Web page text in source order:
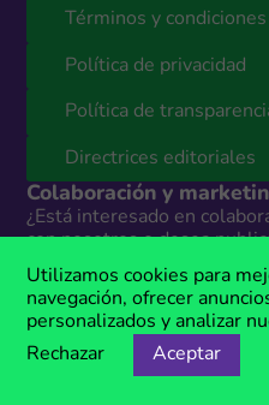
Términos y condiciones
Política de privacidad
Política de
Directrices editoriales
Colaboración y
¿Está interesado en
con nosotros o desea
sus códigos de descuento en
nuestro sitio web?
nuestro equipo le
todas las opciones según
necesidades. Estamos
disponibles todos los días
Utilizamos cookies para
navegación, ofrecer
personalizados y analizar
Rechazar
Aceptar